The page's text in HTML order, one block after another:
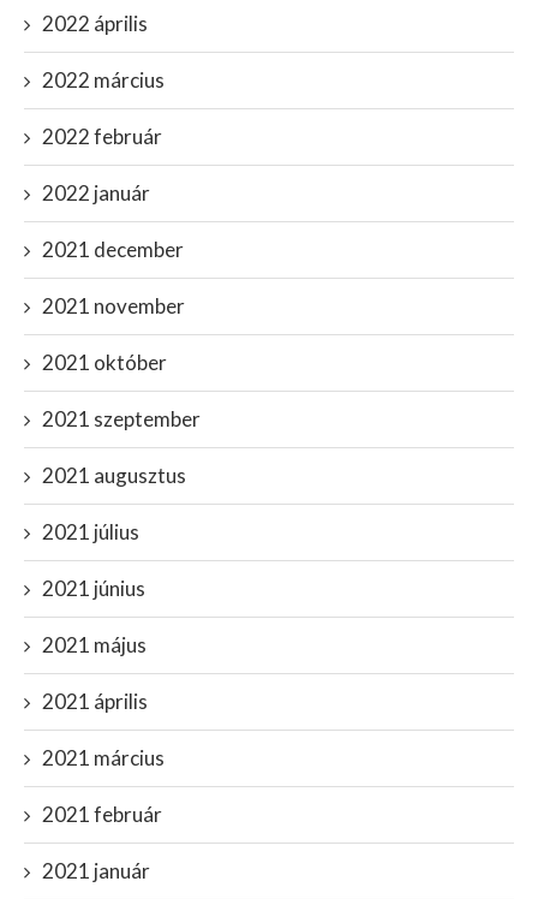
2022 április
2022 március
2022 február
2022 január
2021 december
2021 november
2021 október
2021 szeptember
2021 augusztus
2021 július
2021 június
2021 május
2021 április
2021 március
2021 február
2021 január